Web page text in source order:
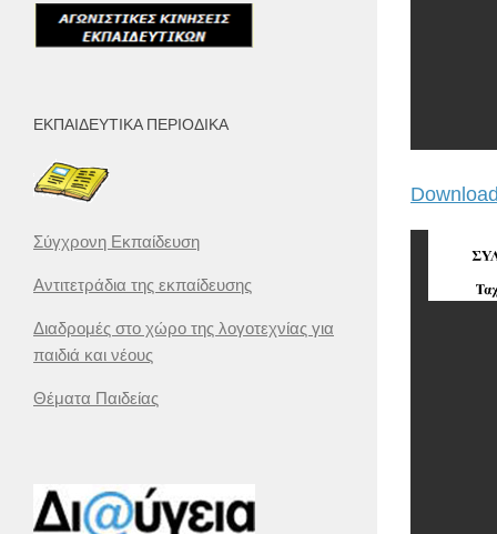
ΕΚΠΑΙΔΕΥΤΙΚΆ ΠΕΡΙΟΔΙΚΆ
Σύγχρονη Εκπαίδευση
Αντιτετράδια της εκπαίδευσης
Διαδρομές στο χώρο της λογοτεχνίας για
παιδιά και νέους
Θέματα Παιδείας